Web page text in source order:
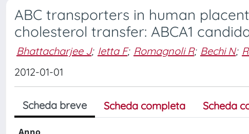
ABC transporters in human
cholesterol transfer: ABCA1
Bhattacharjee J; Ietta F; Romagnoli R; Bechi N;
2012-01-01
Scheda breve Scheda completa Scheda